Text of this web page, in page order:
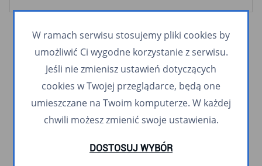
W ramach serwisu stosujemy pliki cookies by
umożliwić Ci wygodne korzystanie z serwisu.
Jeśli nie zmienisz ustawień dotyczących
cookies w Twojej przeglądarce, będą one
umieszczane na Twoim komputerze. W każdej
chwili możesz zmienić swoje ustawienia.
DOSTOSUJ WYBÓR